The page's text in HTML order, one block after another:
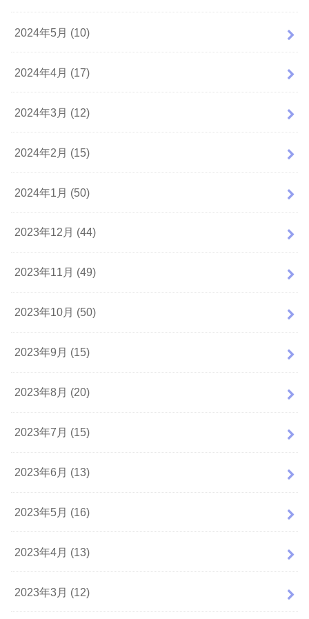
2024年5月 (10)
2024年4月 (17)
2024年3月 (12)
2024年2月 (15)
2024年1月 (50)
2023年12月 (44)
2023年11月 (49)
2023年10月 (50)
2023年9月 (15)
2023年8月 (20)
2023年7月 (15)
2023年6月 (13)
2023年5月 (16)
2023年4月 (13)
2023年3月 (12)